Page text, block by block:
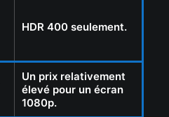
HDR 400 seulement.
Un prix relativement
élevé pour un écran
1080p.